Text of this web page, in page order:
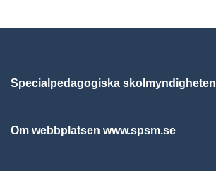
Specialpedagogiska skolmyndigheten
Om webbplatsen www.spsm.se